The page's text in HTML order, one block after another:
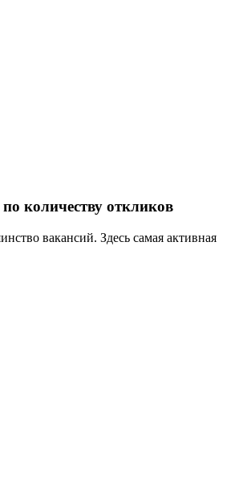
количеству откликов
вакансий. Здесь самая активная